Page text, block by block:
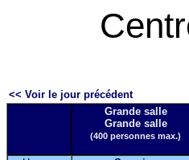
<< Voir le jour précédent
Grande salle
Grande salle
(400 personnes max.)